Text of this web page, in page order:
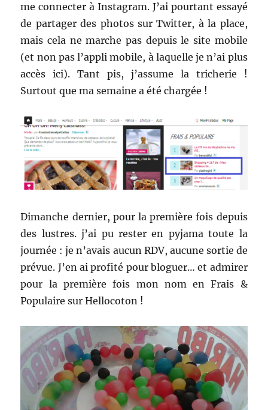
me connecter à Instagram. J’ai pourtant essayé
de partager des photos sur Twitter, à la place,
mais cela ne marche pas depuis le site mobile
(et non pas l’appli mobile, à laquelle je n’ai plus
accès ici). Tant pis, j’assume la tricherie !
Surtout que ma semaine a été chargée !
Dimanche dernier, pour la première fois depuis
des lustres. j’ai pu rester en pyjama toute la
journée : je n’avais aucun RDV, aucune sortie de
prévue. J’en ai profité pour bloguer… et admirer
pour la première fois mon nom en Frais &
Populaire sur Hellocoton !